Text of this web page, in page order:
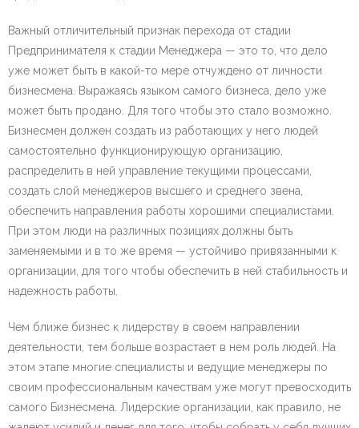
Важный отличительный признак перехода от стадии
Предпринимателя к стадии Менеджера — это то, что дело
уже может быть в какой-то мере отчуждено от личности
бизнесмена. Выражаясь языком самого бизнеса, дело уже
может быть продано. Для того чтобы это стало возможно.
Бизнесмен должен создать из работающих у него людей
самостоятельно функционирующую организацию,
распределить в ней управление текущими процессами,
создать слой менеджеров высшего и среднего звена,
обеспечить направления работы хорошими специалистами.
При этом люди на различных позициях должны быть
заменяемыми и в то же время — устойчиво привязанными к
организации, для того чтобы обеспечить в ней стабильность и
надежность работы.
Чем ближе бизнес к лидерству в своем направлении
деятельности, тем больше возрастает в нем роль людей. На
этом этапе многие специалисты и ведущие менеджеры по
своим профессиональным качествам уже могут превосходить
самого Бизнесмена. Лидерские организации, как правило, не